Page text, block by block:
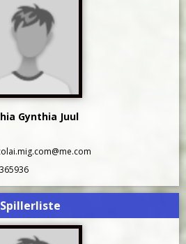
Gynthia Juul
Spillerliste